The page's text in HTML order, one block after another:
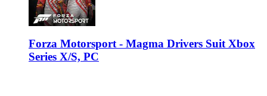
Forza Motorsport - Magma Drivers Suit Xbox
Series X/S, PC